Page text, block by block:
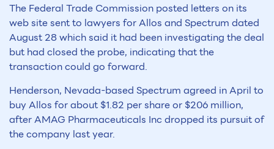
The Federal Trade Commission posted letters on its
web site sent to lawyers for Allos and Spectrum dated
August 28 which said it had been investigating the deal
but had closed the probe, indicating that the
transaction could go forward.
Henderson, Nevada-based Spectrum agreed in April to
buy Allos for about $1.82 per share or $206 million,
after AMAG Pharmaceuticals Inc dropped its pursuit of
the company last year.